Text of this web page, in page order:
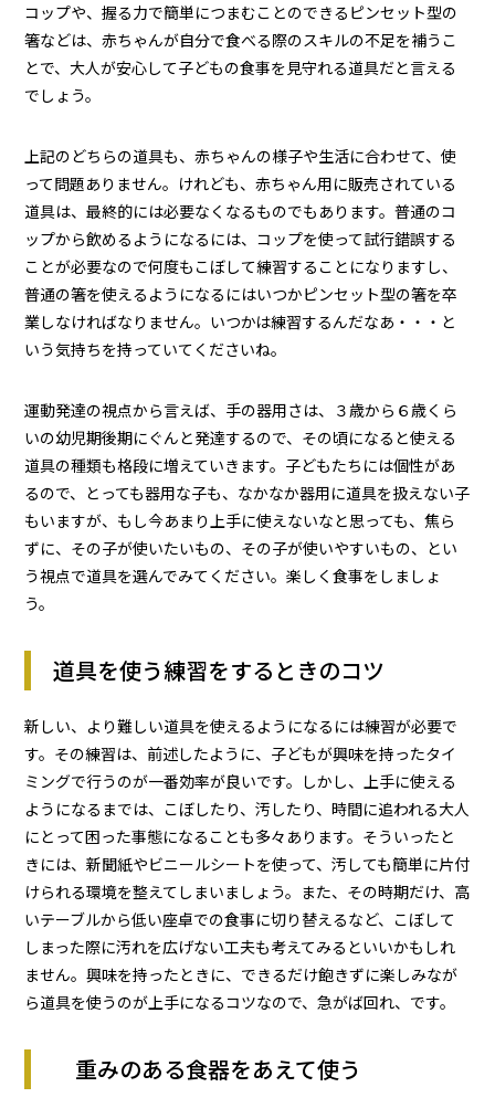
コップや、握る力で簡単につまむことのできるピンセット型の
箸などは、赤ちゃんが自分で食べる際のスキルの不足を補うこ
とで、大人が安心して子どもの食事を見守れる道具だと言える
でしょう。
上記のどちらの道具も、赤ちゃんの様子や生活に合わせて、使
って問題ありません。けれども、赤ちゃん用に販売されている
道具は、最終的には必要なくなるものでもあります。普通のコ
ップから飲めるようになるには、コップを使って試行錯誤する
ことが必要なので何度もこぼして練習することになりますし、
普通の箸を使えるようになるにはいつかピンセット型の箸を卒
業しなければなりません。いつかは練習するんだなあ・・・と
いう気持ちを持っていてくださいね。
運動発達の視点から言えば、手の器用さは、３歳から６歳くら
いの幼児期後期にぐんと発達するので、その頃になると使える
道具の種類も格段に増えていきます。子どもたちには個性があ
るので、とっても器用な子も、なかなか器用に道具を扱えない子
もいますが、もし今あまり上手に使えないなと思っても、焦ら
ずに、その子が使いたいもの、その子が使いやすいもの、とい
う視点で道具を選んでみてください。楽しく食事をしましょ
う。
道具を使う練習をするときのコツ
新しい、より難しい道具を使えるようになるには練習が必要で
す。その練習は、前述したように、子どもが興味を持ったタイ
ミングで行うのが一番効率が良いです。しかし、上手に使える
ようになるまでは、こぼしたり、汚したり、時間に追われる大人
にとって困った事態になることも多々あります。そういったと
きには、新聞紙やビニールシートを使って、汚しても簡単に片付
けられる環境を整えてしまいましょう。また、その時期だけ、高
いテーブルから低い座卓での食事に切り替えるなど、こぼして
しまった際に汚れを広げない工夫も考えてみるといいかもしれ
ません。興味を持ったときに、できるだけ飽きずに楽しみなが
ら道具を使うのが上手になるコツなので、急がば回れ、です。
重みのある食器をあえて使う